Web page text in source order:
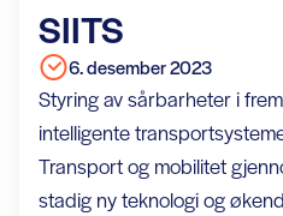
SIITS
6. desember 2023
Styring av sårbarheter i
intelligente
Transport og mobilitet
stadig ny teknologi og